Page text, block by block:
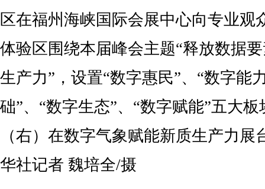
区在福州海峡国际会展中心向专业观
体验区围绕本届峰会主题“释放数据
生产力”，设置“数字惠民”、“数字能
础”、“数字生态”、“数字赋能”五大
（右）在数字气象赋能新质生产力展
华社记者 魏培全/摄